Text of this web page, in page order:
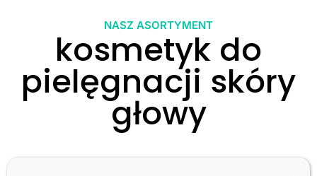
NASZ ASORTYMENT
kosmetyk do
pielęgnacji skóry
głowy